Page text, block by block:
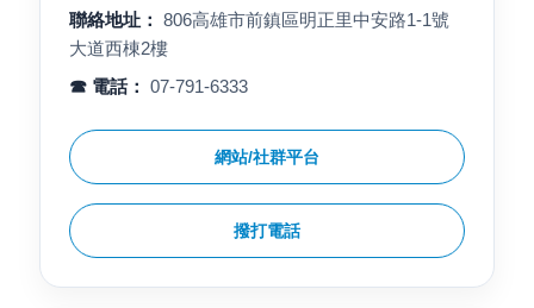
聯絡地址： 806高雄市前鎮區明正里中安路1-1號
大道西棟2樓
☎ 電話： 07-791-6333
網站/社群平台
撥打電話